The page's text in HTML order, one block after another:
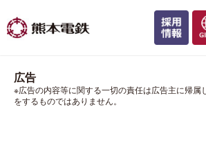
広告
※広告の内容等に関する一切の責任は広告主に帰属
をするものではありません。